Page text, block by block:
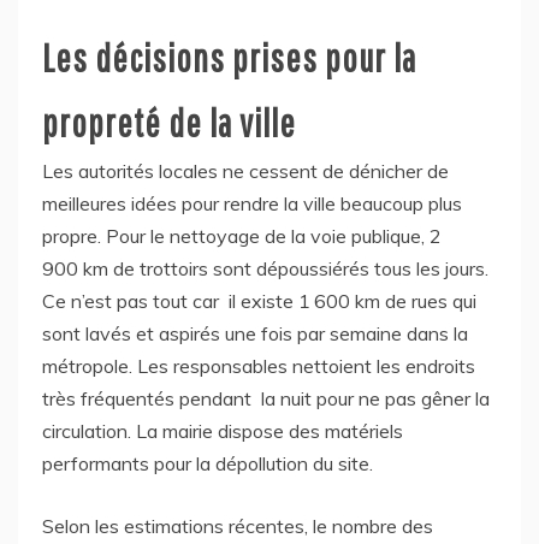
Les décisions prises pour la
propreté de la ville
Les autorités locales ne cessent de dénicher de
meilleures idées pour rendre la ville beaucoup plus
propre. Pour le nettoyage de la voie publique, 2
900 km de trottoirs sont dépoussiérés tous les jours.
Ce n’est pas tout car il existe 1 600 km de rues qui
sont lavés et aspirés une fois par semaine dans la
métropole. Les responsables nettoient les endroits
très fréquentés pendant la nuit pour ne pas gêner la
circulation. La mairie dispose des matériels
performants pour la dépollution du site.
Selon les estimations récentes, le nombre des